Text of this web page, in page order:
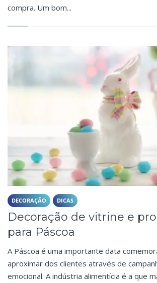
compra. Um bom...
DECORAÇÃO DICAS
Decoração de vitrine e
para Páscoa
A Páscoa é uma importante data
aproximar dos clientes através de
emocional. A indústria alimentícia é a que